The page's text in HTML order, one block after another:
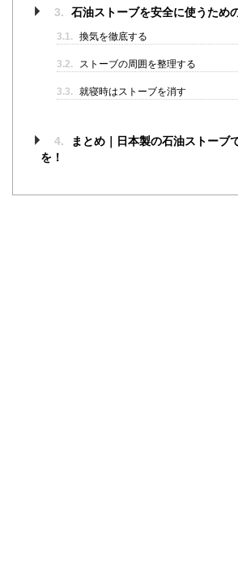
3. 石油ストーブを安全に使うため
3.1. 換気を徹底する
3.2. ストーブの周囲を整理する
3.3. 就寝時はストーブを消す
4.
まとめ｜日本製の石油ストーブ
を！